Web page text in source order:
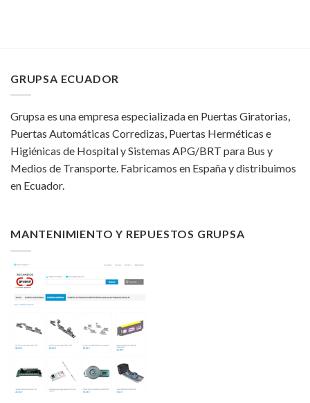
GRUPSA ECUADOR
Grupsa es una empresa especializada en Puertas Giratorias,
Puertas Automáticas Corredizas, Puertas Herméticas e
Higiénicas de Hospital y Sistemas APG/BRT para Bus y
Medios de Transporte. Fabricamos en España y distribuimos
en Ecuador.
MANTENIMIENTO Y REPUESTOS GRUPSA